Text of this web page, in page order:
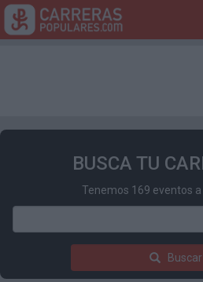
BUSCA TU
Tenemos 169 eventos
Buscar